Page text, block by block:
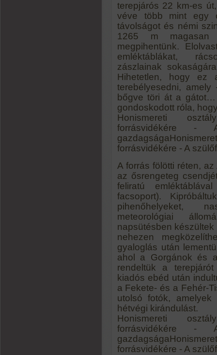
terepjárós 22 km-es
véve több mint egy
távolságot és némi
1265 m magasan
megpihentünk.
emléktáblákat,
zászlainak
Hihetetlen, hogy ez
terebélyesedni,
bőgve töri át a
gondoskodott róla,
Honismereti
forrásvidékére -
forrásvidékére - A
A forrás fölötti réten,
az ősrengeteg
feliratú
facsoport).
pihenőhelyeket,
meteorológiai
napsütésben
nehezen
gyaloglás után
ahol a Gorgánok és
rendeltük a
kiadós ebéd után
a Fekete- és a Fehér-
utolsó fotók,
hétvégi kirándulást.
Honismereti
forrásvidékére -
forrásvidékére - A